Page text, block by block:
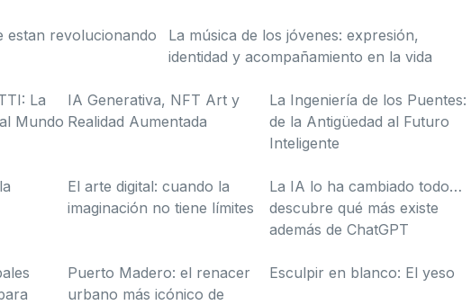
estan revolucionando
La música de los jóvenes: expresión,
identidad y acompañamiento en la vida
La
Mundo
IA Generativa, NFT Art y
Realidad Aumentada
La Ingeniería de los Puentes:
de la Antigüedad al Futuro
Inteligente
El arte digital: cuando la
imaginación no tiene límites
La IA lo ha cambiado todo…
descubre qué más existe
además de ChatGPT
Puerto Madero: el renacer
urbano más icónico de
Esculpir en blanco: El yeso